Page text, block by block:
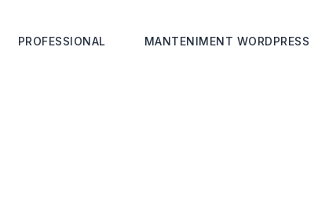
PROFESSIONAL MANTENIMENT WORDPRESS